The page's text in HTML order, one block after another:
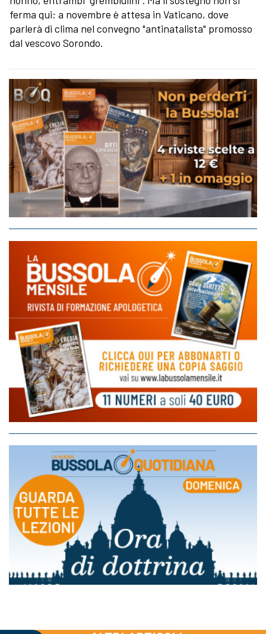
ferma qui: a novembre è attesa in Vaticano, dove
parlerà di clima nel convegno "antinatalista" promosso
dal vescovo Sorondo.